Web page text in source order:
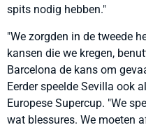
spits nodig hebben."
"We zorgden in de tweede
kansen die we kregen,
Barcelona de kans om
Eerder speelde Sevilla ook
Europese Supercup. "We
wat blessures. We moeten